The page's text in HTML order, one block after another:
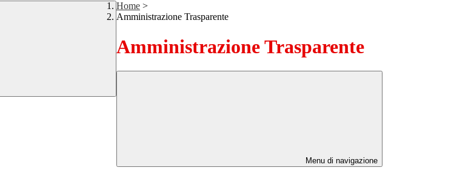
Home >
Amministrazione Trasparente
Amministrazione Trasparente
Menu di navigazione